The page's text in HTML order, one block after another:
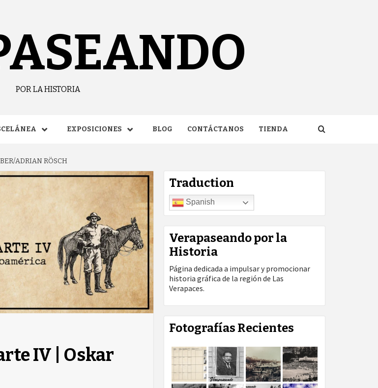
POR LA HISTORIA
EXPOSICIONES BLOG CONTÁCTANOS TIENDA
ADRIAN RÖSCH
IV | Oskar
Traduction
Spanish
Verapaseando por la
Historia
Página dedicada a impulsar y promocionar
historia gráfica de la región de Las
Verapaces.
Fotografías Recientes